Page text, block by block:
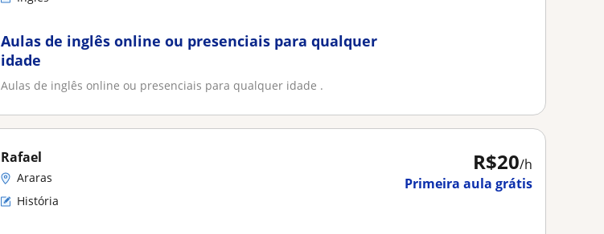
Aulas de inglês online ou presenciais para qualquer
idade
Aulas de inglês online ou presenciais para qualquer idade .
R$20/h
Primeira aula grátis
Rafael
Araras
História